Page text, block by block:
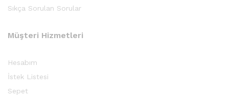
Sıkça Sorulan Sorular
Müşteri Hizmetleri
Hesabım
İstek Listesi
Sepet